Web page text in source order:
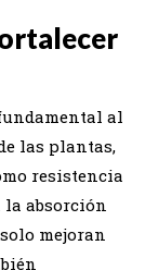
al
las plantas,
resistencia
absorción
mejoran